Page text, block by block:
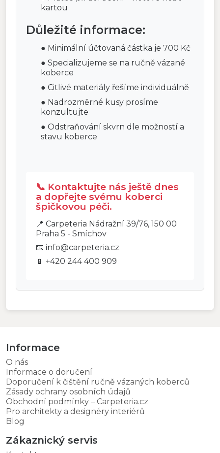
kartou
Důležité informace:
● Minimální účtovaná částka je 700 Kč
● Specializujeme se na ručně vázané
koberce
● Citlivé materiály řešíme individuálně
● Nadrozměrné kusy prosíme
konzultujte
● Odstraňování skvrn dle možností a
stavu koberce
📞 Kontaktujte nás ještě dnes
a dopřejte svému koberci
špičkovou péči.
📍 Carpeteria Nádražní 39/76, 150 00
Praha 5 - Smíchov
📧 info@carpeteria.cz
📱 +420 244 400 909
Informace
O nás
Informace o doručení
Doporučení k čištění ručně vázaných koberců
Zásady ochrany osobních údajů
Obchodní podmínky – Carpeteria.cz
Pro architekty a designéry interiérů
Blog
Zákaznický servis